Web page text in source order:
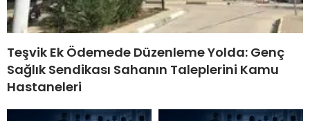
Teşvik Ek Ödemede Düzenleme Yolda: Genç
Sağlık Sendikası Sahanın Taleplerini Kamu
Hastaneleri